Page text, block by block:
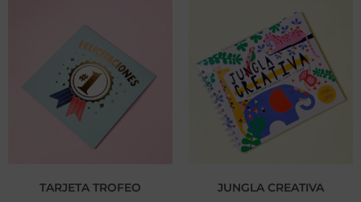
TARJETA TROFEO JUNGLA CREATIVA